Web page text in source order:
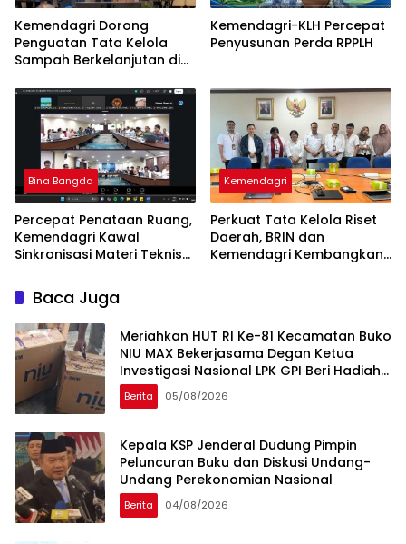
Kemendagri Dorong
Penguatan Tata Kelola
Sampah Berkelanjutan di
Kemendagri-KLH Percepat
Penyusunan Perda RPPLH
Bina Bangda
Percepat Penataan Ruang,
Kemendagri Kawal
Sinkronisasi Materi Teknis
Papua Barat Daya
Kemendagri
Perkuat Tata Kelola Riset
Daerah, BRIN dan
Kemendagri Kembangkan
Baca Juga
Meriahkan HUT RI Ke-81 Kecamatan Buko
NIU MAX Bekerjasama Degan Ketua
Investigasi Nasional LPK GPI Beri Hadiah
Sponsor Kegiatan Laga Sepak Bola U-
45
Berita 05/08/2026
Kepala KSP Jenderal Dudung Pimpin
Peluncuran Buku dan Diskusi Undang-
Undang Perekonomian Nasional
Berita 04/08/2026